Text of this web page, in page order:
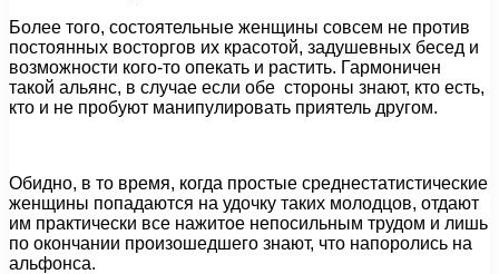
Более того, состоятельные женщины совсем не против
постоянных восторгов их красотой, задушевных бесед и
возможности кого-то опекать и растить. Гармоничен
такой альянс, в случае если обе стороны знают, кто есть,
кто и не пробуют манипулировать приятель другом.
Обидно, в то время, когда простые среднестатистические
женщины попадаются на удочку таких молодцов, отдают
им практически все нажитое непосильным трудом и лишь
по окончании произошедшего знают, что напоролись на
альфонса.